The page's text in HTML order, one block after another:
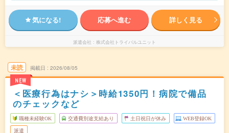
気になる! 応募へ進む 詳しく見る
派遣会社 株式会社トライバルユニット
未読
NEW
掲載日 2026/08/05
＜医療行為はナシ＞時給1350円！病院で備品
のチェックなど
職種未経験OK 交通費別途支給あり 土日祝日が休み WEB登録OK
派遣